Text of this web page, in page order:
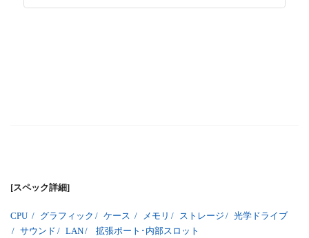
[スペック詳細]
CPU / グラフィック / ケース / メモリ / ストレージ / 光学ドライブ
/ サウンド / LAN/ 拡張ポート･内部スロット